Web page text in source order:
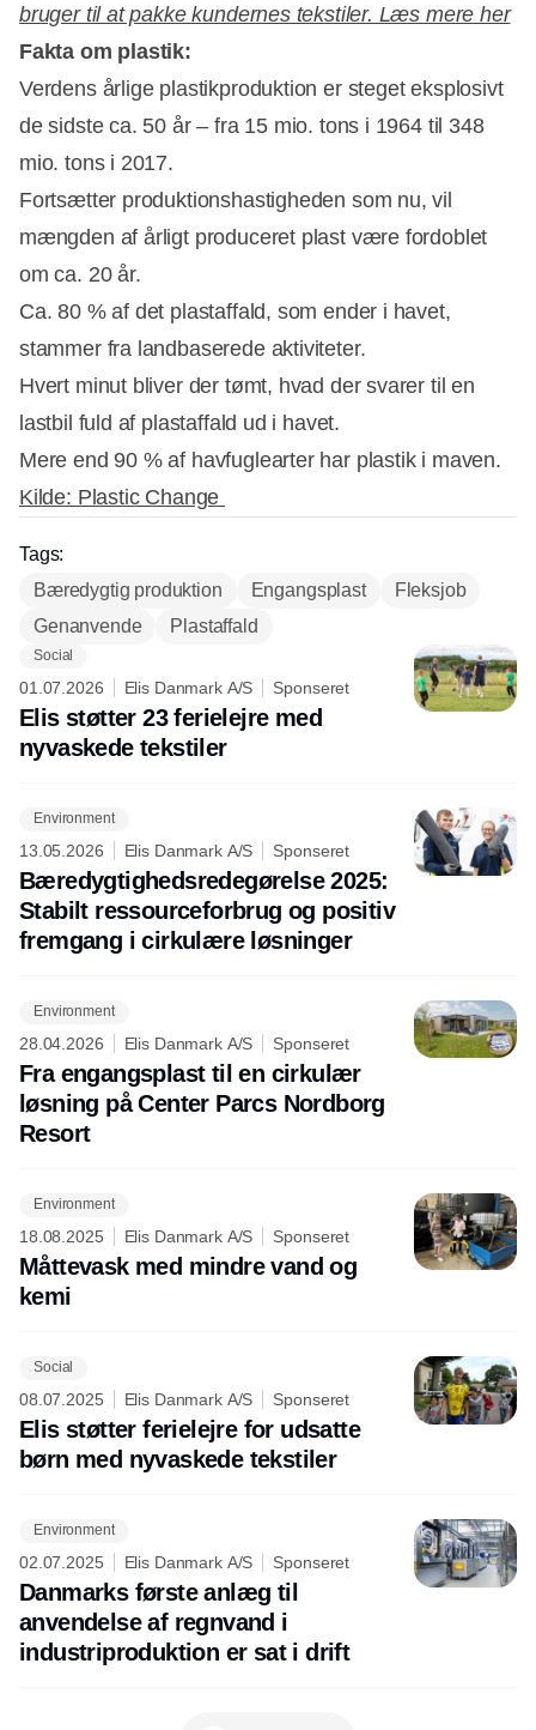
bruger til at pakke kundernes tekstiler. Læs mere her
Fakta om plastik:
Verdens årlige plastikproduktion er steget eksplosivt
de sidste ca. 50 år – fra 15 mio. tons i 1964 til 348
mio. tons i 2017.
Fortsætter produktionshastigheden som nu, vil
mængden af årligt produceret plast være fordoblet
om ca. 20 år.
Ca. 80 % af det plastaffald, som ender i havet,
stammer fra landbaserede aktiviteter.
Hvert minut bliver der tømt, hvad der svarer til en
lastbil fuld af plastaffald ud i havet.
Mere end 90 % af havfuglearter har plastik i maven.
Kilde: Plastic Change
Tags:
Bæredygtig produktion
Engangsplast
Fleksjob
Genanvende
Plastaffald
Social
01.07.2026 Elis Danmark A/S Sponseret
Elis støtter 23 ferielejre med
nyvaskede tekstiler
Environment
13.05.2026 Elis Danmark A/S Sponseret
Bæredygtighedsredegørelse 2025:
Stabilt ressourceforbrug og positiv
fremgang i cirkulære løsninger
Environment
28.04.2026 Elis Danmark A/S Sponseret
Fra engangsplast til en cirkulær
løsning på Center Parcs Nordborg
Resort
Environment
18.08.2025 Elis Danmark A/S Sponseret
Måttevask med mindre vand og
kemi
Social
08.07.2025 Elis Danmark A/S Sponseret
Elis støtter ferielejre for udsatte
børn med nyvaskede tekstiler
Environment
02.07.2025 Elis Danmark A/S Sponseret
Danmarks første anlæg til
anvendelse af regnvand i
industriproduktion er sat i drift